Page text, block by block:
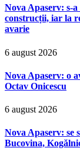
Nova Apaserv: s-
construcții, iar la
avarie
6 august 2026
Nova Apaserv: o
Octav Onicescu
6 august 2026
Nova Apaserv: se
Bucovina,